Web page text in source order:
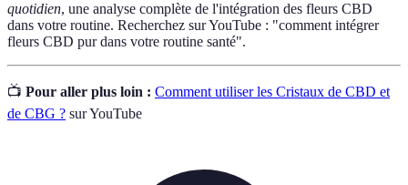
quotidien, une analyse complète de l'intégration des fleurs CBD
dans votre routine. Recherchez sur YouTube : "comment intégrer
fleurs CBD pur dans votre routine santé".
📺 Pour aller plus loin : Comment utiliser les Cristaux de CBD et
de CBG ? sur YouTube